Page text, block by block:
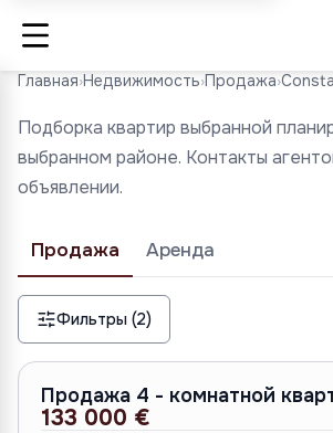
Главная›Недвижимость›Продажа›
Подборка квартир выбранной
выбранном районе. Контакты
объявлении.
Продажа Аренда
Фильтры (2)
Продажа 4 - комнатной
133 000 €